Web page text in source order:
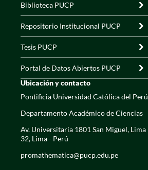
Biblioteca PUCP
Repositorio Institucional PUCP
Tesis PUCP
Portal de Datos Abiertos PUCP
Ubicación y contacto
Pontificia Universidad Católica del Perú
Departamento Académico de Ciencias
Av. Universitaria 1801 San Miguel, Lima
32, Lima - Perú
promathematica@pucp.edu.pe